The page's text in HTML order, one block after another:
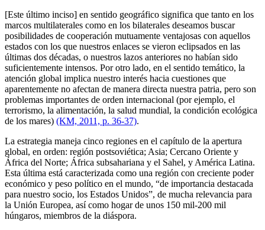
[Este último inciso] en sentido geográfico significa que tanto en los
marcos multilaterales como en los bilaterales deseamos buscar
posibilidades de cooperación mutuamente ventajosas con aquellos
estados con los que nuestros enlaces se vieron eclipsados en las
últimas dos décadas, o nuestros lazos anteriores no habían sido
suficientemente intensos. Por otro lado, en el sentido temático, la
atención global implica nuestro interés hacia cuestiones que
aparentemente no afectan de manera directa nuestra patria, pero son
problemas importantes de orden internacional (por ejemplo, el
terrorismo, la alimentación, la salud mundial, la condición ecológica
de los mares) (KM, 2011, p. 36-37).
La estrategia maneja cinco regiones en el capítulo de la apertura
global, en orden: región postsoviética; Asia; Cercano Oriente y
África del Norte; África subsahariana y el Sahel, y América Latina.
Esta última está caracterizada como una región con creciente poder
económico y peso político en el mundo, “de importancia destacada
para nuestro socio, los Estados Unidos”, de mucha relevancia para
la Unión Europea, así como hogar de unos 150 mil-200 mil
húngaros, miembros de la diáspora.